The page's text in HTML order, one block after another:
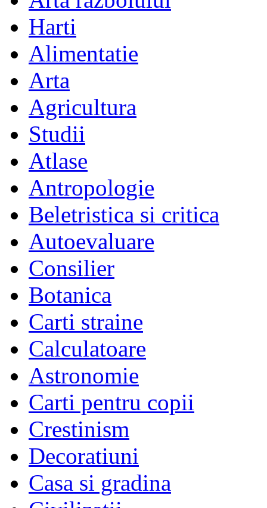
* Nu este cel cu gura mai
fapt nimic).
* Nu este cel pe care il
Angajatul bun este, in
Este cel care, practic, se
Pentru ca despre asta
Harti
Alimentatie
Arta
Agricultura
Studii
Atlase
Antropologie
Beletristica si critica
Autoevaluare
Consilier
Botanica
Carti straine
Calculatoare
Astronomie
Carti pentru copii
Crestinism
Decoratiuni
Casa si gradina